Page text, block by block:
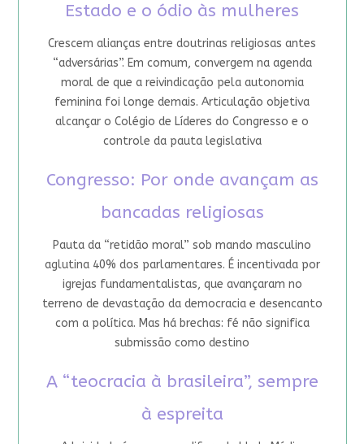
Estado e o ódio às mulheres
Crescem alianças entre doutrinas religiosas antes
“adversárias”. Em comum, convergem na agenda
moral de que a reivindicação pela autonomia
feminina foi longe demais. Articulação objetiva
alcançar o Colégio de Líderes do Congresso e o
controle da pauta legislativa
Congresso: Por onde avançam as
bancadas religiosas
Pauta da “retidão moral” sob mando masculino
aglutina 40% dos parlamentares. É incentivada por
igrejas fundamentalistas, que avançaram no
terreno de devastação da democracia e desencanto
com a política. Mas há brechas: fé não significa
submissão como destino
A “teocracia à brasileira”, sempre
à espreita